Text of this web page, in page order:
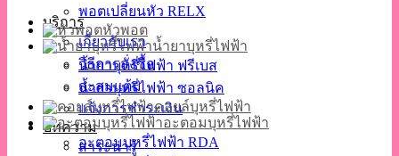
บริการ
เกี่ยวกับเรา
วิธีการสั่งซื้อ
สะสมแต้ม
แจ้งการชำระเงิน
บทความ
สาระน่ารู้
พอตเปลี่ยนหัว RELX
หัวพอต
น้ำยาบุหรี่ไฟฟ้า
น้ำยาบุหรี่ไฟฟ้า ฟรีเบส
น้ำยาบุหรี่ไฟฟ้า ซอลนิค
คอยล์บุหรี่ไฟฟ้า
อะตอมบุหรี่ไฟฟ้า
อะตอมบุหรี่ไฟฟ้า RDA